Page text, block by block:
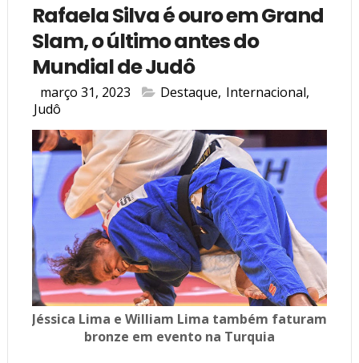
Rafaela Silva é ouro em Grand
Slam, o último antes do
Mundial de Judô
março 31, 2023 Destaque, Internacional,
Judô
Jéssica Lima e William Lima também faturam
bronze em evento na Turquia